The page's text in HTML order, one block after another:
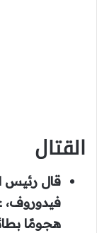
القتال
قال رئيس
هجومًا